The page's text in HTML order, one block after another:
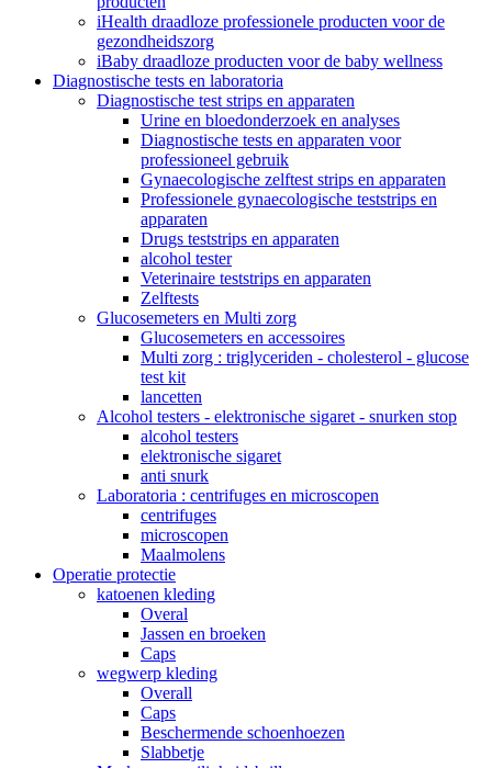
iHealth draadloze professionele producten voor de
gezondheidszorg
iBaby draadloze producten voor de baby wellness
Diagnostische tests en laboratoria
Diagnostische test strips en apparaten
Urine en bloedonderzoek en analyses
Diagnostische tests en apparaten voor
professioneel gebruik
Gynaecologische zelftest strips en apparaten
Professionele gynaecologische teststrips en
apparaten
Drugs teststrips en apparaten
alcohol tester
Veterinaire teststrips en apparaten
Zelftests
Glucosemeters en Multi zorg
Glucosemeters en accessoires
Multi zorg : triglyceriden - cholesterol - glucose
test kit
lancetten
Alcohol testers - elektronische sigaret - snurken stop
alcohol testers
elektronische sigaret
anti snurk
Laboratoria : centrifuges en microscopen
centrifuges
microscopen
Maalmolens
Operatie protectie
katoenen kleding
Overal
Jassen en broeken
Caps
wegwerp kleding
Overall
Caps
Beschermende schoenhoezen
Slabbetje